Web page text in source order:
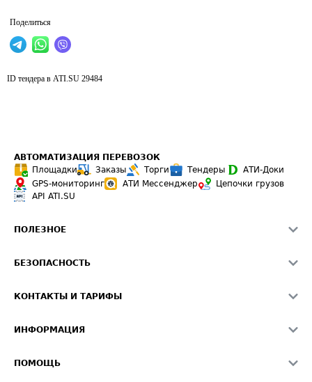
Поделиться
ID тендера в ATI.SU 29484
АВТОМАТИЗАЦИЯ ПЕРЕВОЗОК
Площадки
Заказы Торги Тендеры
АТИ-Доки
GPS-мониторинг
АТИ Мессенджер
Цепочки грузов
API ATI.SU
ПОЛЕЗНОЕ
Звезды ATI.SU на вашем сайте
Средние ставки
БЕЗОПАСНОСТЬ
Светофор+
О формировании Паспорта
КОНТАКТЫ И ТАРИФЫ
Реклама на сайте
ИНФОРМАЦИЯ
ПОМОЩЬ